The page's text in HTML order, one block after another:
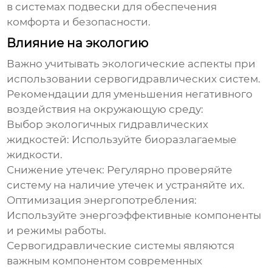
в системах подвески для обеспечения
комфорта и безопасности.
Влияние на экологию
Важно учитывать экологические аспекты при
использовании сервогидравлических систем.
Рекомендации для уменьшения негативного
воздействия на окружающую среду:
Выбор экологичных гидравлических
жидкостей: Используйте биоразлагаемые
жидкости.
Снижение утечек: Регулярно проверяйте
систему на наличие утечек и устраняйте их.
Оптимизация энергопотребления:
Используйте энергоэффективные компоненты
и режимы работы.
Сервогидравлические системы являются
важным компонентом современных